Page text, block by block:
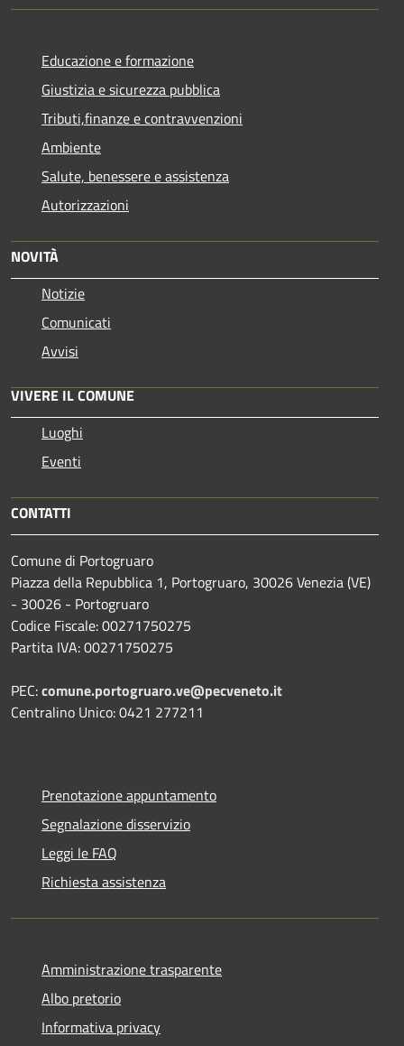
Educazione e formazione
Giustizia e sicurezza pubblica
Tributi,finanze e contravvenzioni
Ambiente
Salute, benessere e assistenza
Autorizzazioni
NOVITÀ
Notizie
Comunicati
Avvisi
VIVERE IL COMUNE
Luoghi
Eventi
CONTATTI
Comune di Portogruaro
Piazza della Repubblica 1, Portogruaro, 30026 Venezia (VE)
- 30026 - Portogruaro
Codice Fiscale: 00271750275
Partita IVA: 00271750275
PEC:comune.portogruaro.ve@pecveneto.it
Centralino Unico: 0421 277211
Prenotazione appuntamento
Segnalazione disservizio
Leggi le FAQ
Richiesta assistenza
Amministrazione trasparente
Albo pretorio
Informativa privacy